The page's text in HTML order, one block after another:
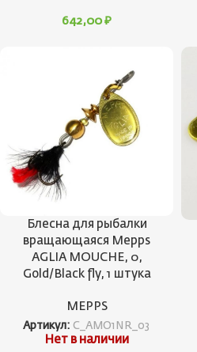
642,00 ₽
Блесна для рыбалки
вращающаяся Mepps
AGLIA MOUCHE, 0,
Gold/Black fly, 1 штука
MEPPS
Артикул: C_AMO1NR_03
Нет в наличии